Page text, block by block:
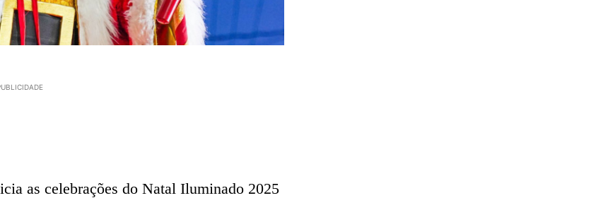
as celebrações do Natal Iluminado 2025